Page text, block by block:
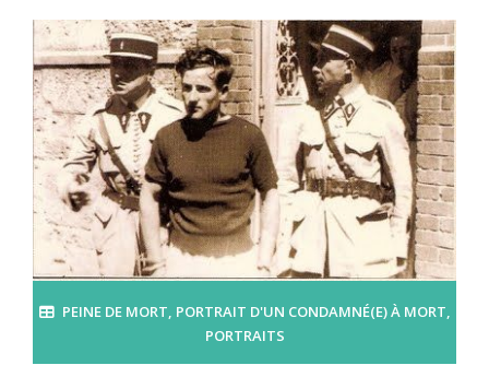
PEINE DE MORT, PORTRAIT D'UN CONDAMNÉ(E) À MORT,
PORTRAITS